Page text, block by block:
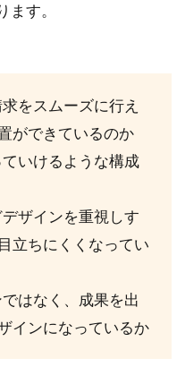
す。
をスムーズに行え
ができているのか
いけるような構成
ザインを重視しす
立ちにくくなってい
はなく、成果を出
インになっているか